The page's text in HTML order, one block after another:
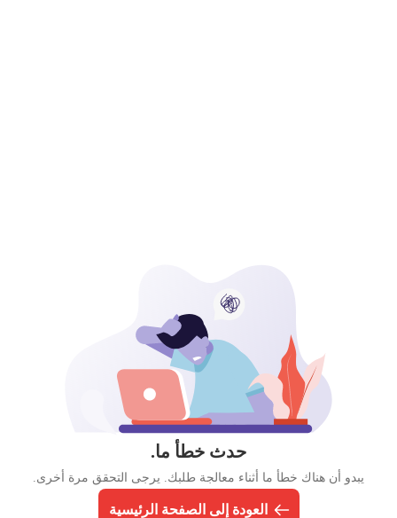
حدث خطأ ما.
يبدو أن هناك خطأ ما أثناء معالجة طلبك. يرجى التحقق مرة أخرى.
العودة إلى الصفحة الرئيسية